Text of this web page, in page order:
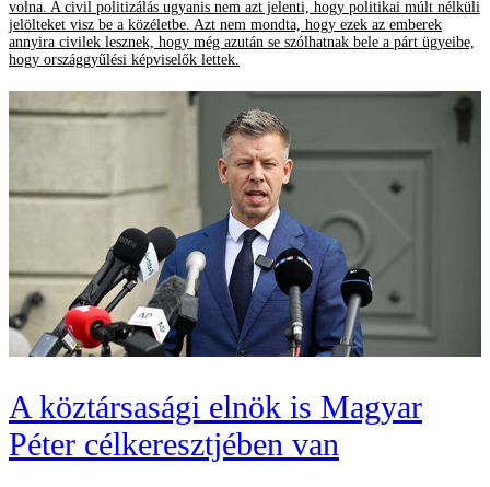
volna. A civil politizálás ugyanis nem azt jelenti, hogy politikai múlt nélküli
jelölteket visz be a közéletbe. Azt nem mondta, hogy ezek az emberek
annyira civilek lesznek, hogy még azután se szólhatnak bele a párt ügyeibe,
hogy országgyűlési képviselők lettek.
A köztársasági elnök is Magyar
Péter célkeresztjében van